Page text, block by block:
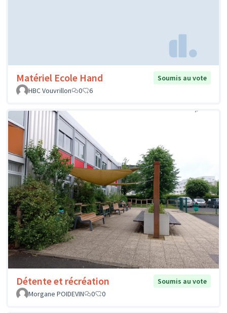
Matériel Ecole Hand
Soumis au vote
HBC Vouvrillon
0 6
Détente et récréation
Soumis au vote
Morgane POIDEVIN
0 0